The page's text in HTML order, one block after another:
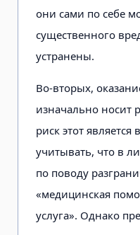
они сами по себе
существенного
устранены.
Во-вторых,
изначально носит
риск этот
учитывать, что в
по поводу
«медицинская
услуга». Однако